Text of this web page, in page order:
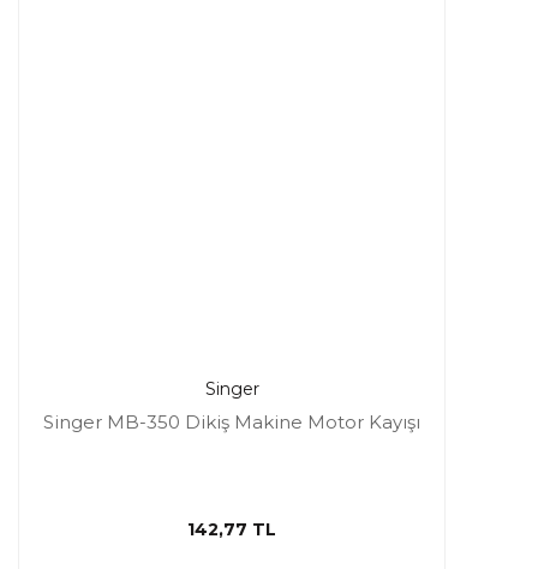
Singer
Singer MB-350 Dikiş Makine Motor Kayışı
142,77 TL